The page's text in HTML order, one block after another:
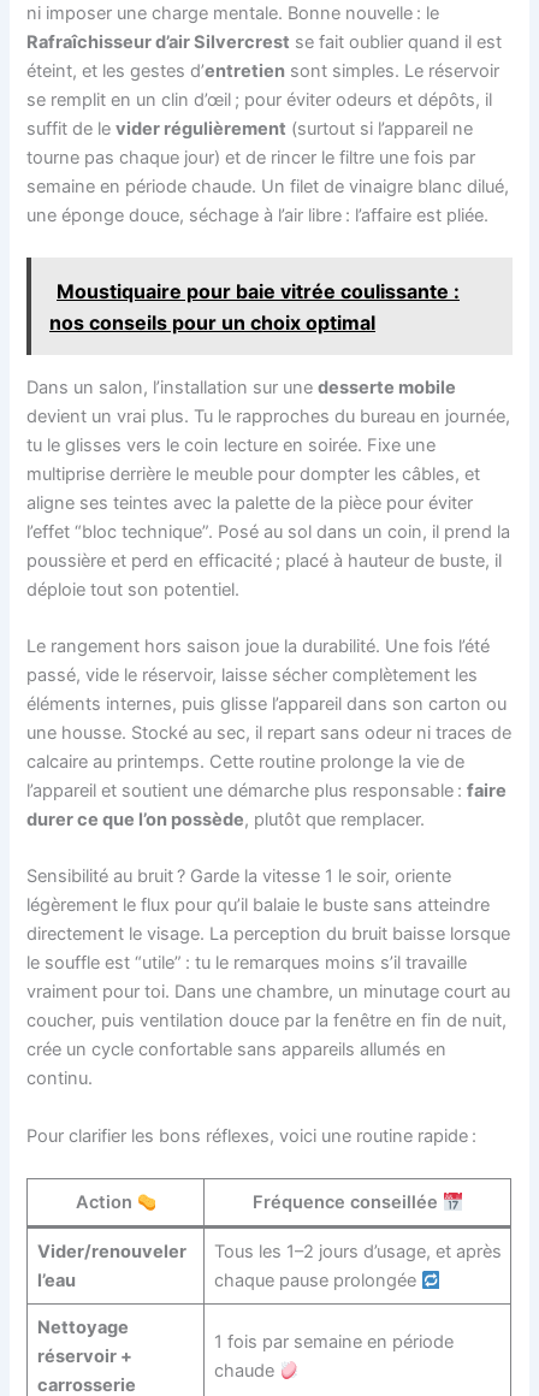
ni imposer une charge mentale. Bonne nouvelle : le
Rafraîchisseur d’air Silvercrest se fait oublier quand il est
éteint, et les gestes d’entretien sont simples. Le réservoir
se remplit en un clin d’œil ; pour éviter odeurs et dépôts, il
suffit de levider régulièrement (surtout si l’appareil ne
tourne pas chaque jour) et de rincer le filtre une fois par
semaine en période chaude. Un filet de vinaigre blanc dilué,
une éponge douce, séchage à l’air libre : l’affaire est pliée.
Moustiquaire pour baie vitrée coulissante :
nos conseils pour un choix optimal
Dans un salon, l’installation sur unedesserte mobile
devient un vrai plus. Tu le rapproches du bureau en journée,
tu le glisses vers le coin lecture en soirée. Fixe une
multiprise derrière le meuble pour dompter les câbles, et
aligne ses teintes avec la palette de la pièce pour éviter
l’effet “bloc technique”. Posé au sol dans un coin, il prend la
poussière et perd en efficacité ; placé à hauteur de buste, il
déploie tout son potentiel.
Le rangement hors saison joue la durabilité. Une fois l’été
passé, vide le réservoir, laisse sécher complètement les
éléments internes, puis glisse l’appareil dans son carton ou
une housse. Stocké au sec, il repart sans odeur ni traces de
calcaire au printemps. Cette routine prolonge la vie de
l’appareil et soutient une démarche plus responsable :faire
durer ce que l’on possède, plutôt que remplacer.
Sensibilité au bruit ? Garde la vitesse 1 le soir, oriente
légèrement le flux pour qu’il balaie le buste sans atteindre
directement le visage. La perception du bruit baisse lorsque
le souffle est “utile” : tu le remarques moins s’il travaille
vraiment pour toi. Dans une chambre, un minutage court au
coucher, puis ventilation douce par la fenêtre en fin de nuit,
crée un cycle confortable sans appareils allumés en
continu.
Pour clarifier les bons réflexes, voici une routine rapide :
Action Fréquence conseillée
Vider/renouveler
l’eau
Tous les 1–2 jours d’usage, et après
chaque pause prolongée
Nettoyage
réservoir +
carrosserie
1 fois par semaine en période
chaude